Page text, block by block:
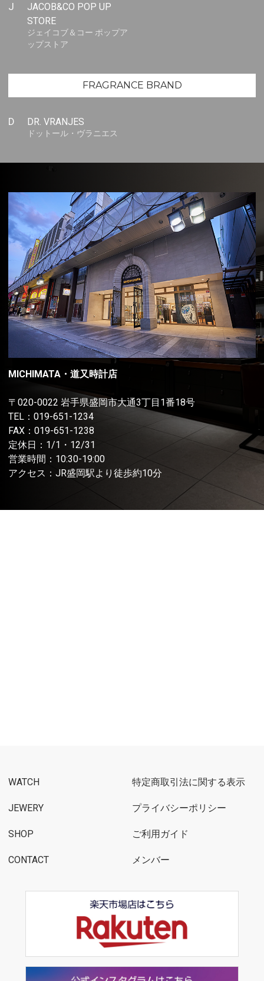
J
JACOB&CO POP UP
STORE
ジェイコブ＆コー ポップア
ップストア
FRAGRANCE BRAND
D DR. VRANJES
ドットール・ヴラニエス
MICHIMATA・道又時計店
〒020-0022 岩手県盛岡市大通3丁目1番18号
TEL： 019-651-1234
FAX：019-651-1238
定休日：1/1・12/31
営業時間：10:30-19:00
アクセス：JR盛岡駅より徒歩約10分
WATCH
JEWERY
SHOP
CONTACT
特定商取引法に関する表示
プライバシーポリシー
ご利用ガイド
メンバー